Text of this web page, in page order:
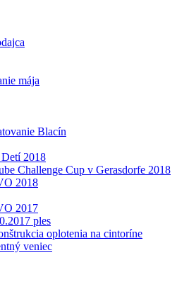
mája
Blacín
2018
Challenge Cup v Gerasdorfe 2018
2018
2017
ples
oplotenia na cintoríne
veniec